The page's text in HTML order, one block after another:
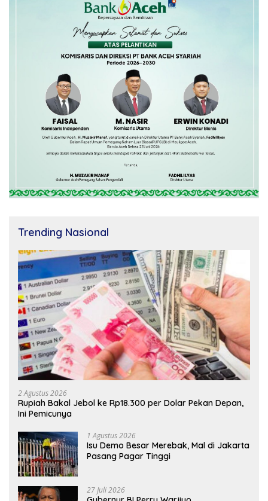
Trending Nasional
2 Agustus 2026
Rupiah Bakal Jebol ke Rp18.300 per Dolar Pekan Depan,
Ini Pemicunya
1 Agustus 2026
Isu Demo Besar Merebak, Mal di Jakarta
Pasang Pagar Tinggi
27 Juli 2026